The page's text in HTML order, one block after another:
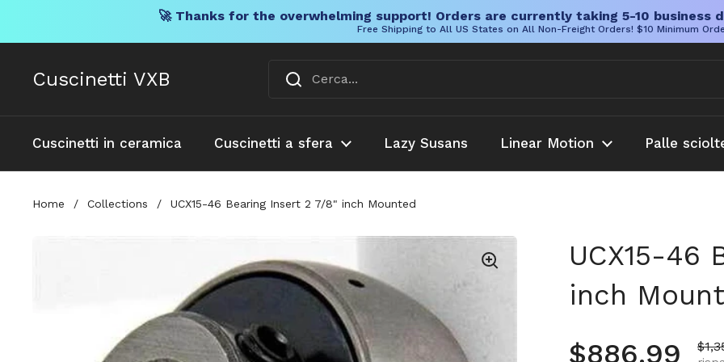
🚀 Thanks for the overwhelming support! Orders are currently taking 5-10 business
Free Shipping to All US States on All Non-Freight Orders! $10 Minimum
Cuscinetti VXB
Cuscinetti in ceramica Cuscinetti a sfera Lazy Susans Linear Motion Palle
Home / Collections / UCX15-46 Bearing Insert 2 7/8" inch Mounted
UCX15-46
inch
Prezzo
$886.99